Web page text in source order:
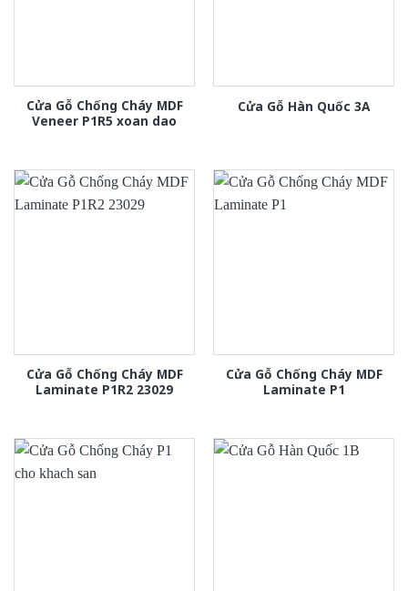
Cửa Gỗ Chống Cháy MDF
Veneer P1R5 xoan dao
Cửa Gỗ Hàn Quốc 3A
Cửa Gỗ Chống Cháy MDF
Laminate P1R2 23029
Cửa Gỗ Chống Cháy MDF
Laminate P1